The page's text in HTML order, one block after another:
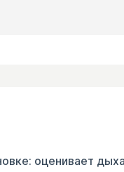
оценивает